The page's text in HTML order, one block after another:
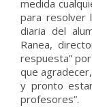
medida
para resolver
diaria del
Ranea,
respuesta”
que
y pronto
profesores”.